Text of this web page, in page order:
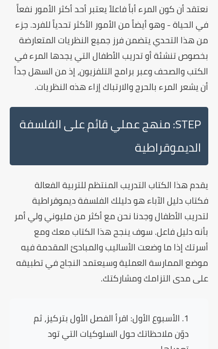
نعتقد أن كون المرء أباً فاعلاً يعتبر أحد أكثر الأمور نفعاً
في الحياة - وهو أيضاً من الأمور الأكثر تحدياً للفرد. جزء
من هذا التحدي يتضمن فرز جميع النظريات المتعارضة
بخصوص تنشئة أو تدريب الأطفال التي يجدها المرء في
الكتب والصحف وعبر برامج التلفزيون، إذ من السهل جداً
أن يشعر المرء بالحرج والارتباك إزاء هذه النظريات.
STEP: منهج عملي قائم على الفلسفة
الديموقراطية
يقدم هذا الكتاب التدريب المنتظم للتربية الفعالة
فكتاب دليل الآباء هو دليلك الفلسفة ديموقراطية
لتدريب الأطفال وجدنا نحن مع أكثر من مليوني ولي أمر
بأنه دليل فاعل. سوف ينجح هذا الكتاب معك ومع
أسرتك إذا ما وضعت الأساليب والمبادئ المقدمة فيه
موضع الممارسة العملية وسيعتمد النجاح في تطبيقه
على مدى التزامك ومشاركتك.
الأسبوع الأول: اقرأ الفصل الأول بتركيز، ثم
دوّن ملاحظاتك حول السلوكيات التي تود